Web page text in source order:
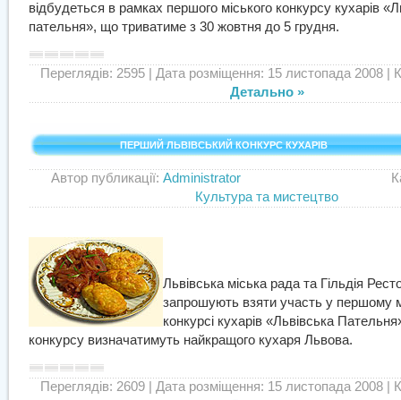
відбудеться в рамках першого міського конкурсу кухарів
пательня», що триватиме з 30 жовтня до 5 грудня.
Переглядів: 2595| Дата розміщення: 15 листопада 2008 |
Детально »
ПЕРШИЙ ЛЬВІВСЬКИЙ КОНКУРС КУХАРІВ
Автор публикації: Administrator
Культура та мистецтво
Львівська міська рада та Гільдія
запрошують взяти участь у першому
конкурсі кухарів «Львівська
конкурсу визначатимуть найкращого кухаря Львова.
Переглядів: 2609| Дата розміщення: 15 листопада 2008 |